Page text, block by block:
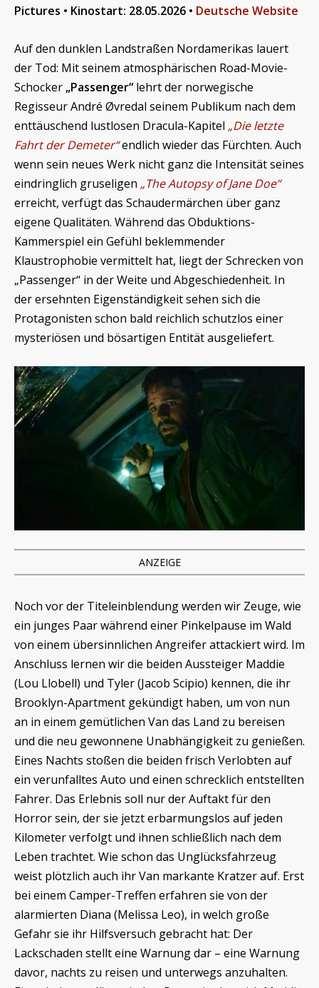
Pictures • Kinostart: 28.05.2026 • Deutsche Website
Auf den dunklen Landstraßen Nordamerikas lauert
der Tod: Mit seinem atmosphärischen Road-Movie-
Schocker „Passenger“ lehrt der norwegische
Regisseur André Øvredal seinem Publikum nach dem
enttäuschend lustlosen Dracula-Kapitel „Die letzte
Fahrt der Demeter“endlich wieder das Fürchten. Auch
wenn sein neues Werk nicht ganz die Intensität seines
eindringlich gruseligen „The Autopsy of Jane Doe“
erreicht, verfügt das Schaudermärchen über ganz
eigene Qualitäten. Während das Obduktions-
Kammerspiel ein Gefühl beklemmender
Klaustrophobie vermittelt hat, liegt der Schrecken von
„Passenger“ in der Weite und Abgeschiedenheit. In
der ersehnten Eigenständigkeit sehen sich die
Protagonisten schon bald reichlich schutzlos einer
mysteriösen und bösartigen Entität ausgeliefert.
ANZEIGE
Noch vor der Titeleinblendung werden wir Zeuge, wie
ein junges Paar während einer Pinkelpause im Wald
von einem übersinnlichen Angreifer attackiert wird. Im
Anschluss lernen wir die beiden Aussteiger Maddie
(Lou Llobell) und Tyler (Jacob Scipio) kennen, die ihr
Brooklyn-Apartment gekündigt haben, um von nun
an in einem gemütlichen Van das Land zu bereisen
und die neu gewonnene Unabhängigkeit zu genießen.
Eines Nachts stoßen die beiden frisch Verlobten auf
ein verunfalltes Auto und einen schrecklich entstellten
Fahrer. Das Erlebnis soll nur der Auftakt für den
Horror sein, der sie jetzt erbarmungslos auf jeden
Kilometer verfolgt und ihnen schließlich nach dem
Leben trachtet. Wie schon das Unglücksfahrzeug
weist plötzlich auch ihr Van markante Kratzer auf. Erst
bei einem Camper-Treffen erfahren sie von der
alarmierten Diana (Melissa Leo), in welch große
Gefahr sie ihr Hilfsversuch gebracht hat: Der
Lackschaden stellt eine Warnung dar – eine Warnung
davor, nachts zu reisen und unterwegs anzuhalten.